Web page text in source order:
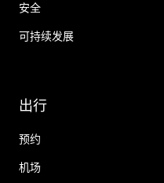
安全
可持续发展
出行
预约
机场